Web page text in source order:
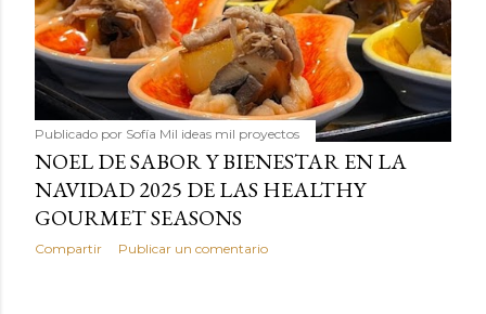
Publicado por Sofía Mil ideas mil proyectos
NOEL DE SABOR Y BIENESTAR EN LA
NAVIDAD 2025 DE LAS HEALTHY
GOURMET SEASONS
Compartir Publicar un comentario